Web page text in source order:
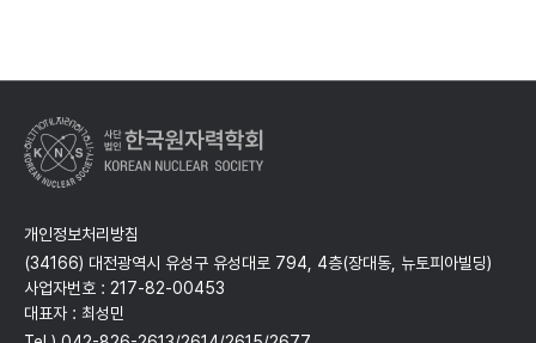
개인정보처리방침
(34166) 대전광역시 유성구 유성대로 794, 4층(장대동, 뉴토피아빌딩)
사업자번호 : 217-82-00453
대표자 : 최성민